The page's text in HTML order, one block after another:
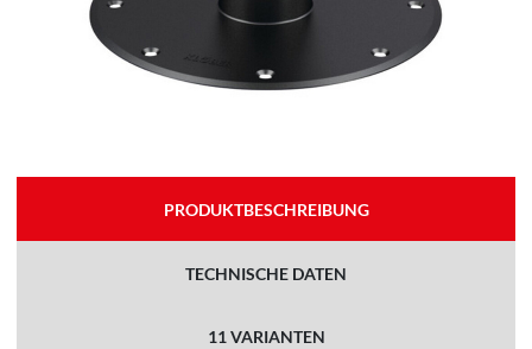
PRODUKTBESCHREIBUNG
TECHNISCHE DATEN
11 VARIANTEN